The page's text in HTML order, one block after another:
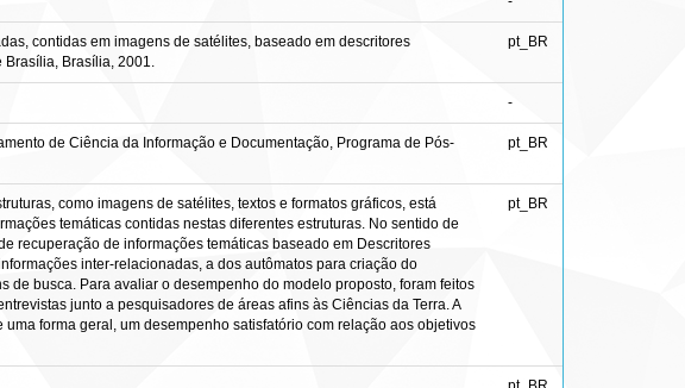
contidas em imagens de satélites, baseado em descritores
Brasília, Brasília, 2001.
pt_BR
-
de Ciência da Informação e Documentação, Programa de Pós-
pt_BR
como imagens de satélites, textos e formatos gráficos, está
temáticas contidas nestas diferentes estruturas. No sentido de
recuperação de informações temáticas baseado em Descritores
inter-relacionadas, a dos autômatos para criação do
busca. Para avaliar o desempenho do modelo proposto, foram feitos
junto a pesquisadores de áreas afins às Ciências da Terra. A
forma geral, um desempenho satisfatório com relação aos objetivos
pt_BR